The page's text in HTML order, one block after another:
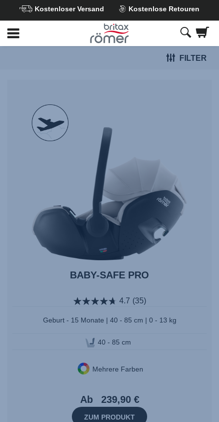
Hauptinhalt
springen
Kostenloser Versand Kostenlose Retouren
FILTER
null
BABY-SAFE PRO
4.7 (35)
Geburt - 15 Monate | 40 - 85 cm | 0 - 13 kg
40 - 85 cm
Mehrere Farben
Ab 239,90 €
ZUM PRODUKT